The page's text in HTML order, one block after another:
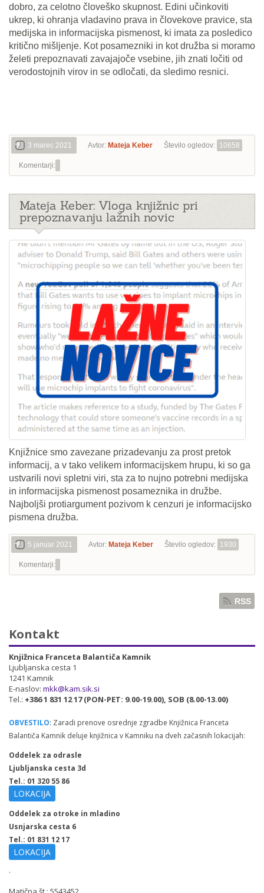
dobro, za celotno človeško skupnost. Edini učinkoviti
ukrep, ki ohranja vladavino prava in človekove pravice, sta
medijska in informacijska pismenost, ki imata za posledico
kritično mišljenje. Kot posamezniki in kot družba si moramo
želeti prepoznavati zavajajoče vsebine, jih znati ločiti od
verodostojnih virov in se odločati, da sledimo resnici.
3 marec 2021 Avtor: Mateja Keber Število ogledov: 10658
Komentarji:
Mateja Keber: Vloga knjižnic pri
prepoznavanju lažnih novic
Knjižnice smo zavezane prizadevanju za prost pretok
informacij, a v tako velikem informacijskem hrupu, ki so ga
ustvarili novi spletni viri, sta za to nujno potrebni medijska
in informacijska pismenost posameznika in družbe.
Najboljši protiargument pozivom k cenzuri je informacijsko
pismena družba.
5 januar 2021 Avtor: Mateja Keber Število ogledov: 1930
Komentarji:
RSS
Kontakt
Knjižnica Franceta Balantiča Kamnik
Ljubljanska cesta 1
1241 Kamnik
E-naslov: mkk@kam.sik.si
Tel.: +386 1 831 12 17 (PON-PET: 9.00-19.00), SOB (8.00-13.00)
OBVESTILO: Zaradi prenove osrednje zgradbe Knjižnica Franceta
Balantiča Kamnik deluje knjižnica v Kamniku na dveh začasnih lokacijah:
Oddelek za odrasle
Ljubljanska cesta 3d
Tel.: 01 320 55 86
LOKACIJA
Oddelek za otroke in mladino
Usnjarska cesta 6
Tel.: 01 831 12 17
LOKACIJA
.